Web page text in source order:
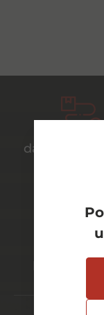
darmowa
płatności